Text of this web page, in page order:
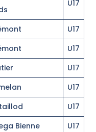
U17
U17
U17
U17
U17
U17
Bienne U17